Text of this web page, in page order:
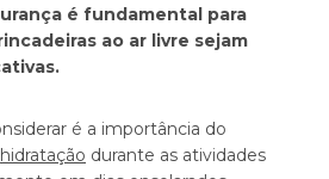
é fundamental para
ao ar livre sejam
é a importância do
hidratação durante as atividades